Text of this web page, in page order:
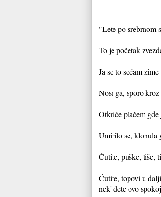
"Lete po srebrnom
To je početak
Ja se to sećam
Nosi ga, sporo kroz
Otkriće plačem gde
Umirilo se, klonula
Ćutite, puške, tiše,
Ćutite, topovi u
nek' dete ovo